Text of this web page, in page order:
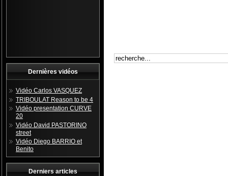
Dernières vidéos
Vidéo Carlos VASQUEZ
TRIBOULAT Reason to be 4
Vidéo presentation CURVE
20
Vidéo David PASTORINO
street
Vidéo Diego BARRIO et
Benito
Derniers articles